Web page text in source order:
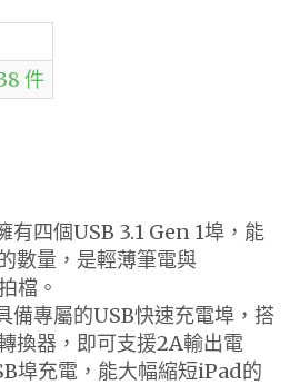
件
有四個USB 3.1 Gen 1埠，能
數量，是輕薄筆電與
檔。
備專屬的USB快速充電埠，搭
換器，即可支援2A輸出電
埠充電，能大幅縮短iPad的